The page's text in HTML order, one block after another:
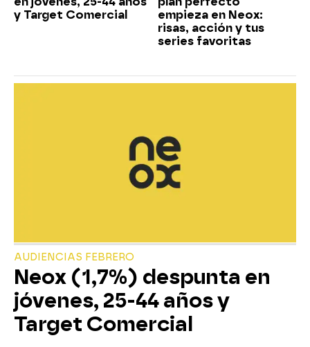
y Target Comercial
empieza en Neox:
risas, acción y tus
series favoritas
AUDIENCIAS FEBRERO
Neox (1,7%) despunta en
jóvenes, 25-44 años y
Target Comercial